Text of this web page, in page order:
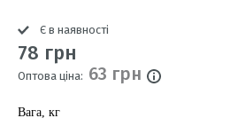
Є в наявності
78 грн
Оптова ціна: 63 грн
Вага, кг